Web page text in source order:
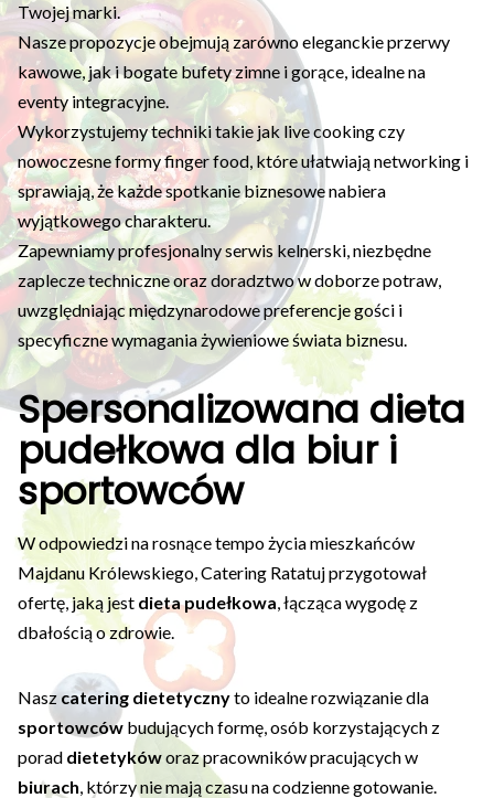
Twojej marki.
Nasze propozycje obejmują zarówno eleganckie przerwy
kawowe, jak i bogate bufety zimne i gorące, idealne na
eventy integracyjne.
Wykorzystujemy techniki takie jak live cooking czy
nowoczesne formy finger food, które ułatwiają networking i
sprawiają, że każde spotkanie biznesowe nabiera
wyjątkowego charakteru.
Zapewniamy profesjonalny serwis kelnerski, niezbędne
zaplecze techniczne oraz doradztwo w doborze potraw,
uwzględniając międzynarodowe preferencje gości i
specyficzne wymagania żywieniowe świata biznesu.
Spersonalizowana dieta
pudełkowa dla biur i
sportowców
W odpowiedzi na rosnące tempo życia mieszkańców
Majdanu Królewskiego, Catering Ratatuj przygotował
ofertę, jaką jest dieta pudełkowa , łącząca wygodę z
dbałością o zdrowie.
Nasz catering dietetycznyto idealne rozwiązanie dla
sportowców budujących formę, osób korzystających z
porad dietetykóworaz pracowników pracujących w
biurach , którzy nie mają czasu na codzienne gotowanie.